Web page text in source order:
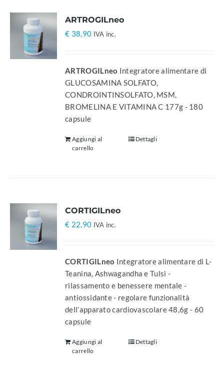
ARTROGILneo
€ 38,90 IVA inc.
ARTROGILneo Integratore alimentare di
GLUCOSAMINA SOLFATO,
CONDROINTINSOLFATO, MSM,
BROMELINA E VITAMINA C 177g - 180
capsule
Aggiungi al
carrello
Dettagli
CORTIGILneo
€ 22,90 IVA inc.
CORTIGILneo Integratore alimentare di L-
Teanina, Ashwagandha e Tulsi -
rilassamento e benessere mentale -
antiossidante - regolare funzionalità
dell’apparato cardiovascolare 48,6g - 60
capsule
Aggiungi al
carrello
Dettagli